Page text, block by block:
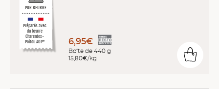
PUR BEURRE
Préparés avec
du beurre
Charentes-
Poitou AOP* 6,95€
Boîte de 440 g
15,80€/kg